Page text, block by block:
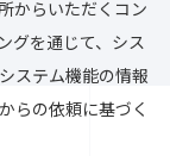
からいただくコン
グを通じて、シス
ステム機能の情報
らの依頼に基づく